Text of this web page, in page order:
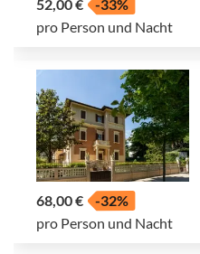
52,00 €
-33%
pro Person und Nacht
68,00 €
-32%
pro Person und Nacht